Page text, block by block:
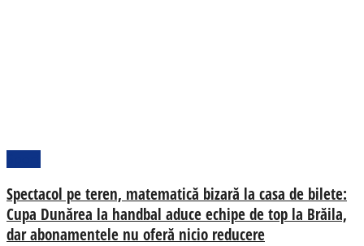
Spectacol pe teren, matematică bizară la casa de bilete:
Cupa Dunărea la handbal aduce echipe de top la Brăila,
dar abonamentele nu oferă nicio reducere